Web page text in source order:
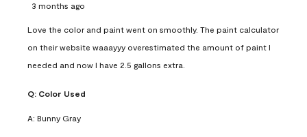
3 months ago
Love the color and paint went on smoothly. The paint calculator
on their website waaayyy overestimated the amount of paint I
needed and now I have 2.5 gallons extra.
Q: Color Used
A: Bunny Gray